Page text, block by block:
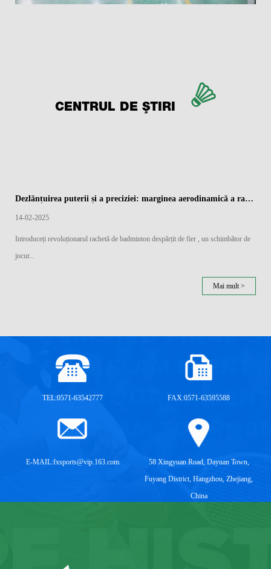
CENTRUL DE ȘTIRI
Dezlănțuirea puterii și a preciziei: marginea aerodinamică a rachetelor de badminton împărțite de fier
14-02-2025
Introduceți revoluționarul rachetă de badminton despărțit de fier , un schimbător de
jocur...
Mai mult >
TEL:0571-63542777 FAX:0571-63595588
E-MAIL:fxsports@vip.163.com
58 Xingyuan Road, Dayuan Town,
Fuyang District, Hangzhou, Zhejiang,
China